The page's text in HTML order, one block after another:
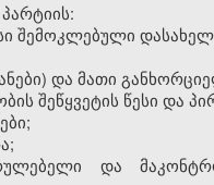
შემოკლებული
და მათი
შეწყვეტის წესი და
და